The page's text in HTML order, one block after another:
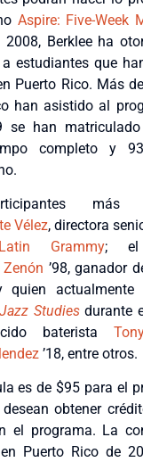
Aspire: Five-Week
2008, Berklee ha
estudiantes que
Puerto Rico. Más
han asistido al
se han
completo y
más
Vélez, directora
Grammy; el
’98, ganador
quien
Studiesdurante
baterista
’18, entre otros.
es de $95 para el
obtener
el programa. La
en Puerto Rico de